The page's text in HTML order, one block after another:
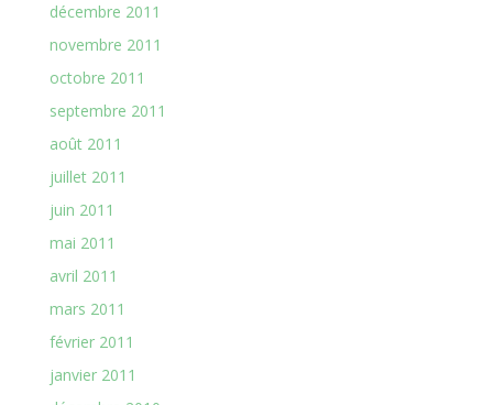
décembre 2011
novembre 2011
octobre 2011
septembre 2011
août 2011
juillet 2011
juin 2011
mai 2011
avril 2011
mars 2011
février 2011
janvier 2011